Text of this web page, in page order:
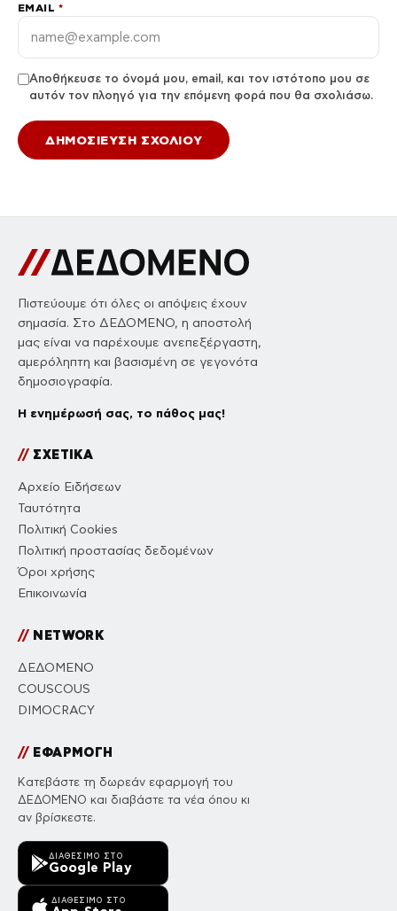
EMAIL *
Αποθήκευσε το όνομά μου, email, και τον ιστότοπο μου σε
αυτόν τον πλοηγό για την επόμενη φορά που θα σχολιάσω.
Πιστεύουμε ότι όλες οι απόψεις έχουν
σημασία. Στο ΔΕΔΟΜΕΝΟ, η αποστολή
μας είναι να παρέχουμε ανεπεξέργαστη,
αμερόληπτη και βασισμένη σε γεγονότα
δημοσιογραφία.
Η ενημέρωσή σας, το πάθος μας!
//ΣΧΕΤΙΚΑ
Αρχείο Ειδήσεων
Ταυτότητα
Πολιτική Cookies
Πολιτική προστασίας δεδομένων
Όροι χρήσης
Επικοινωνία
//NETWORK
ΔΕΔΟΜΕΝΟ
COUSCOUS
DIMOCRACY
//ΕΦΑΡΜΟΓΗ
Κατεβάστε τη δωρεάν εφαρμογή του
ΔΕΔΟΜΕΝΟ και διαβάστε τα νέα όπου κι
αν βρίσκεστε.
ΔΙΑΘΈΣΙΜΟ ΣΤΟ
Google Play
ΔΙΑΘΈΣΙΜΟ ΣΤΟ